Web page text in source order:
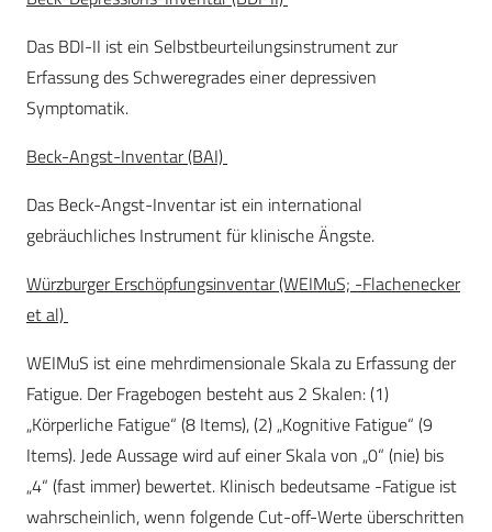
Das BDI-II ist ein Selbstbeurteilungsinstrument zur
Erfassung des Schweregrades einer depressiven
Symptomatik.
Beck-Angst-Inventar (BAI)
Das Beck-Angst-Inventar ist ein international
gebräuchliches Instrument für klinische Ängste.
Würzburger Erschöpfungsinventar (WEIMuS; -Flachenecker
et al)
WEIMuS ist eine mehrdimensionale Skala zu Erfassung der
Fatigue. Der Fragebogen besteht aus 2 Skalen: (1)
„Körperliche Fatigue“ (8 Items), (2) „Kognitive Fatigue“ (9
Items). Jede Aussage wird auf einer Skala von „0“ (nie) bis
„4“ (fast immer) bewertet. Klinisch bedeutsame -Fatigue ist
wahrscheinlich, wenn folgende Cut-off-Werte überschritten